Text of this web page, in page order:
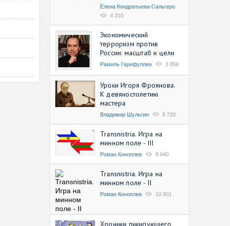
Елена Кондратьева-Сальгеро
4 310
Экономический
терроризм против
России: масштаб и цели
Рамиль Гарифуллин 3 856
Уроки Игоря Фроянова.
К девяностолетию
мастера
Владимир Шульгин 8 720
Transnistria. Игра на
минном поле - III
Роман Коноплев 9 940
Transnistria. Игра на
минном поле - II
Роман Коноплев 10 901
Хроники пикирующего